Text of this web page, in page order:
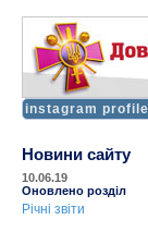
instagram profile
Новини сайту
10.06.19
Оновлено розділ
Річні звіти